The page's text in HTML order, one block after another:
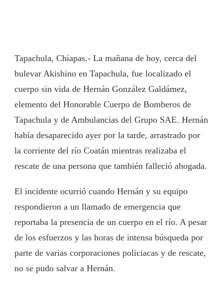
Tapachula, Chiapas.- La mañana de hoy, cerca del
bulevar Akishino en Tapachula, fue localizado el
cuerpo sin vida de Hernán González Galdámez,
elemento del Honorable Cuerpo de Bomberos de
Tapachula y de Ambulancias del Grupo SAE. Hernán
había desaparecido ayer por la tarde, arrastrado por
la corriente del río Coatán mientras realizaba el
rescate de una persona que también falleció ahogada.
El incidente ocurrió cuando Hernán y su equipo
respondieron a un llamado de emergencia que
reportaba la presencia de un cuerpo en el río. A pesar
de los esfuerzos y las horas de intensa búsqueda por
parte de varias corporaciones policiacas y de rescate,
no se pudo salvar a Hernán.